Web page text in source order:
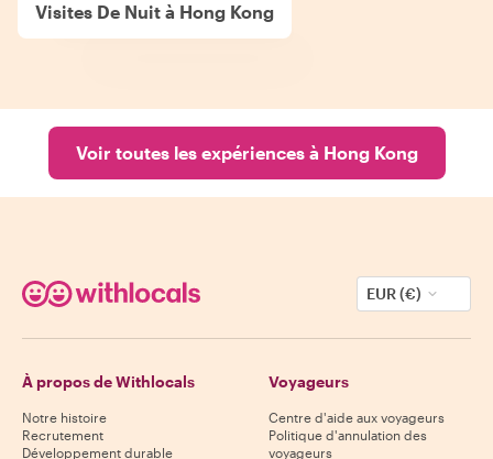
Visites De Nuit à Hong Kong
Voir toutes les expériences à Hong Kong
EUR (€)
À propos de Withlocals
Notre histoire
Recrutement
Développement durable
Voyageurs
Centre d'aide aux voyageurs
Politique d'annulation des
voyageurs